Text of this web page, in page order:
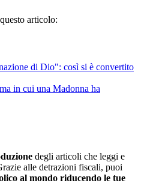
articolo:
di Dio": così si è convertito
in cui una Madonna ha
degli articoli che leggi e
alle detrazioni fiscali, puoi
al mondo riducendo le tue